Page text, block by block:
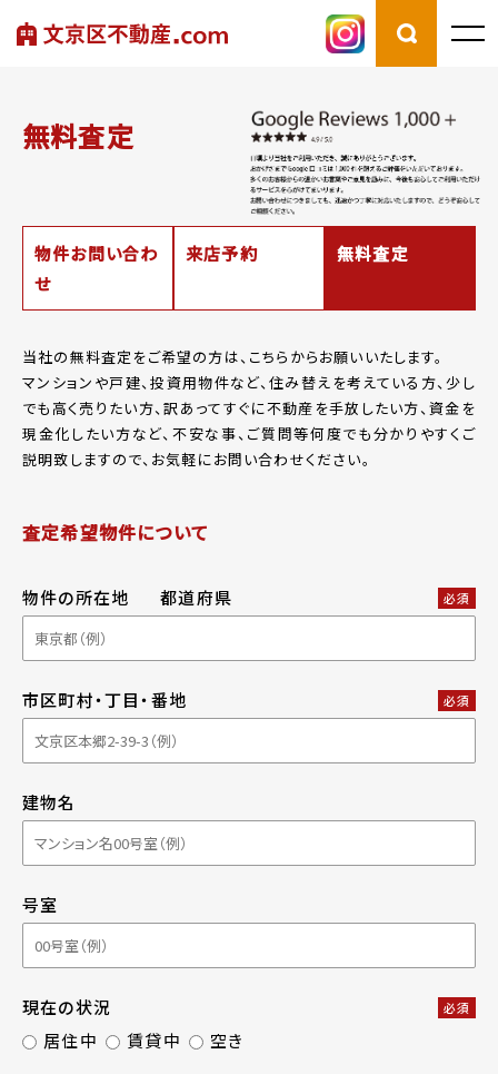
無料査定
物件お問い合わ
せ
来店予約 無料査定
当社の無料査定をご希望の方は、こちらからお願いいたします。
マンションや戸建、投資用物件など、住み替えを考えている方、少し
でも高く売りたい方、訳あってすぐに不動産を手放したい方、資金を
現金化したい方など、 不安な事、ご質問等何度でも分かりやすくご
説明致しますので、お気軽にお問い合わせください。
査定希望物件について
物件の所在地 都道府県 必須
市区町村・丁目・番地 必須
建物名
号室
現在の状況 必須
居住中 賃貸中 空き